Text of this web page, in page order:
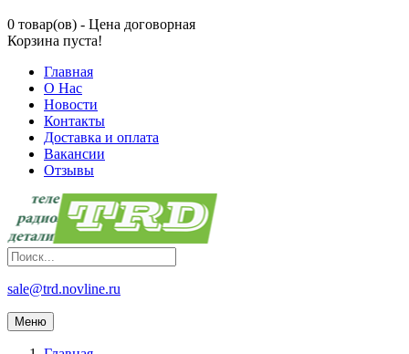
0 товар(ов) - Цена договорная
Корзина пуста!
Главная
О Нас
Новости
Контакты
Доставка и оплата
Вакансии
Отзывы
sale@trd.novline.ru
Меню